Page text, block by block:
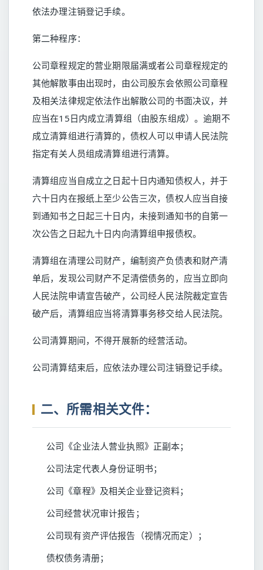
依法办理注销登记手续。
第二种程序：
公司章程规定的营业期限届满或者公司章程规定的
其他解散事由出现时，由公司股东会依照公司章程
及相关法律规定依法作出解散公司的书面决议，并
应当在15日内成立清算组（由股东组成）。逾期不
成立清算组进行清算的，债权人可以申请人民法院
指定有关人员组成清算组进行清算。
清算组应当自成立之日起十日内通知债权人，并于
六十日内在报纸上至少公告三次，债权人应当自接
到通知书之日起三十日内，未接到通知书的自第一
次公告之日起九十日内向清算组申报债权。
清算组在清理公司财产，编制资产负债表和财产清
单后，发现公司财产不足清偿债务的，应当立即向
人民法院申请宣告破产，公司经人民法院裁定宣告
破产后，清算组应当将清算事务移交给人民法院。
公司清算期间，不得开展新的经营活动。
公司清算结束后，应依法办理公司注销登记手续。
二、所需相关文件：
公司《企业法人营业执照》正副本；
公司法定代表人身份证明书；
公司《章程》及相关企业登记资料；
公司经营状况审计报告；
公司现有资产评估报告（视情况而定）；
债权债务清册；